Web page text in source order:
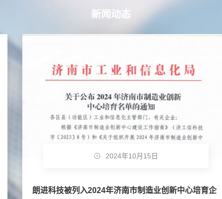
新闻动态
2024年10月15日
朗进科技被列入2024年济南市制造业创新中心培育企